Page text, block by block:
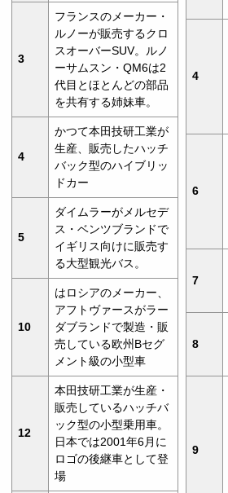
3
フランスのメーカー・
ルノーが販売するクロ
スオーバーSUV。ルノ
ーサムスン・QM6は2
代目とほとんどの部品
を共有する姉妹車。
4
かつて本田技研工業が
生産、販売したハッチ
バック型のハイブリッ
ドカー
5
ダイムラーがメルセデ
ス・ベンツブランドで
イギリス向けに販売す
る大型観光バス。
10
はロシアのメーカー、
アフトヴァースがラー
ダブランドで製造・販
売している欧州Bセグ
メント級の小型車
12
本田技研工業が生産・
販売しているハッチバ
ック型の小型乗用車。
日本では2001年6月に
ロゴの後継車として登
場
4
6
7
8
9